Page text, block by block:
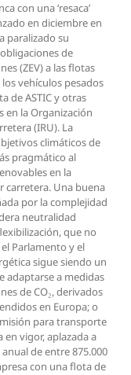
con una ‘resaca’
en diciembre en
paralizado su
de
(ZEV) a las flotas
vehículos pesados
de ASTIC y otras
en la Organización
(IRU). La
climáticos de
pragmático al
en la
carretera. Una buena
por la complejidad
neutralidad
que no
Parlamento y el
sigue siendo un
adaptarse a medidas
de CO₂, derivados
en Europa; o
para transporte
vigor, aplazada a
de entre 875.000
con una flota de